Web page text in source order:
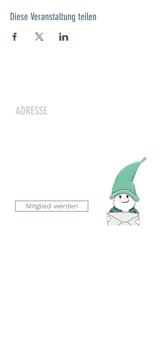
Diese Veranstaltung teilen
ADRESSE
Mitglied werden